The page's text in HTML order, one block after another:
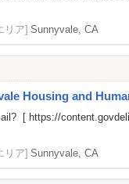
リア] Sunnyvale, CA
Housing and
[ https://
リア] Sunnyvale, CA